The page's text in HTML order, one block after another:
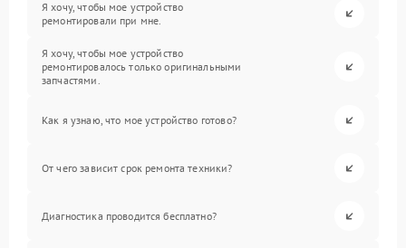
Я хочу, чтобы мое устройство
ремонтировали при мне.
Я хочу, чтобы мое устройство
ремонтировалось только оригинальными
запчастями.
Как я узнаю, что мое устройство готово?
От чего зависит срок ремонта техники?
Диагностика проводится бесплатно?